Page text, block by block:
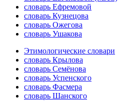
словарь Ефремовой
словарь Кузнецова
словарь Ожегова
словарь Ушакова
Этимологические словари
словарь Крылова
словарь Семёнова
словарь Успенского
словарь Фасмера
словарь Шанского